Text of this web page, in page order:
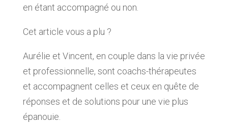
en étant accompagné ou non.
Cet article vous a plu ?
Aurélie et Vincent, en couple dans la vie privée
et professionnelle, sont coachs-thérapeutes
et accompagnent celles et ceux en quête de
réponses et de solutions pour une vie plus
épanouie.